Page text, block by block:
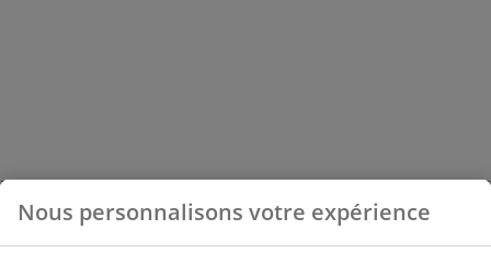
Nous personnalisons votre expérience